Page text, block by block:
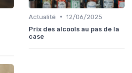
Actualité • 12/06/2025
Prix des alcools au pas de la
case